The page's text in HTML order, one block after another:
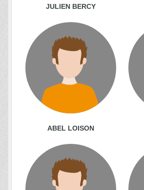
JULIEN BERCY
ABEL LOISON